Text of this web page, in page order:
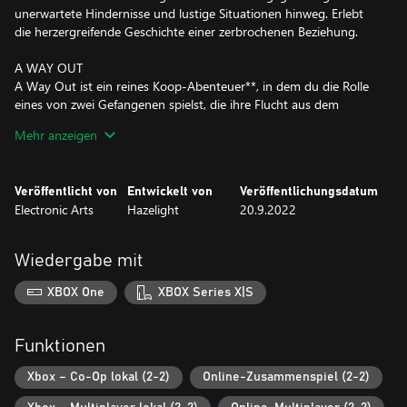
unerwartete Hindernisse und lustige Situationen hinweg. Erlebt
die herzergreifende Geschichte einer zerbrochenen Beziehung.
A WAY OUT
A Way Out ist ein reines Koop-Abenteuer**, in dem du die Rolle
eines von zwei Gefangenen spielst, die ihre Flucht aus dem
Was als aufregender Ausbruch beginnt, entwickelt sich bald zu
A Way Out ist ein Erlebnis, das mit zwei Spielenden gespielt
werden muss. Jeder Spielende steuert einen der beiden
zusammentun, um aus dem Gefängnis auszubrechen und ihre
Freiheit zurückzugewinnen.
Genieße das gesamte Erlebnis kostenlos mit deinen Freunden,
indem ihr die Gratis-Trial des Freunde-Passes nutzt.
ANNAHME DER EA-NUTZERVEREINBARUNG (terms.ea.com/de)
UND COOKIE-RICHTLINIE (privacy.ea.com/de). ICH BIN DAMIT
EINVERSTANDEN, DASS PERSONENBEZOGENE DATEN, DIE
Mehr anzeigen
Veröffentlicht von
Electronic Arts
Entwickelt von
Hazelight
Veröffentlichungsdatum
20.9.2022
Wiedergabe mit
XBOX One XBOX Series X|S
Funktionen
Xbox – Co-Op lokal (2-2) Online-Zusammenspiel (2-2)